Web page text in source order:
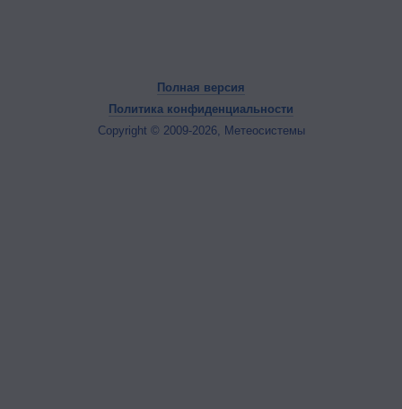
Полная версия
Политика конфиденциальности
Copyright © 2009-2026, Метеосистемы